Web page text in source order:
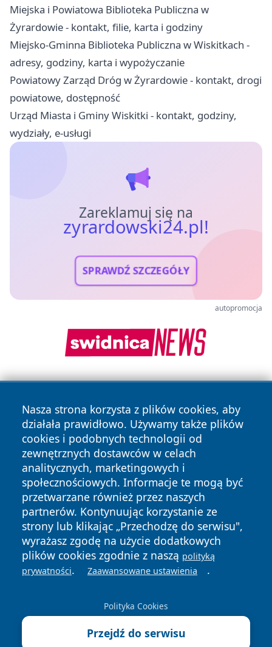
Miejska i Powiatowa Biblioteka Publiczna w
Żyrardowie - kontakt, filie, karta i godziny
Miejsko-Gminna Biblioteka Publiczna w Wiskitkach -
adresy, godziny, karta i wypożyczanie
Powiatowy Zarząd Dróg w Żyrardowie - kontakt, drogi
powiatowe, dostępność
Urząd Miasta i Gminy Wiskitki - kontakt, godziny,
wydziały, e-usługi
Zareklamuj się na
zyrardowski24.pl!
SPRAWDŹ SZCZEGÓŁY
autopromocja
Nasza strona korzysta z plików cookies, aby
działała prawidłowo. Używamy także plików
cookies i podobnych technologii od
zewnętrznych dostawców w celach
analitycznych, marketingowych i
społecznościowych. Informacje te mogą być
przetwarzane również przez naszych
partnerów. Kontynuując korzystanie ze
strony lub klikając „Przechodzę do serwisu",
wyrażasz zgodę na użycie dodatkowych
plików cookies zgodnie z naszą polityką
prywatności. Zaawansowane ustawienia .
Polityka Cookies
Przejdź do serwisu
Copyright © 2026 zyrardowski24.pl Wszystkie prawa
zastrzeżone.
News Autorzy
Polityka
Prywatności
Polityka
Cookies